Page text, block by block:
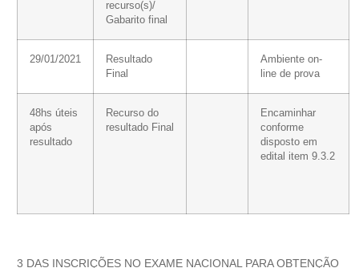
recurso(s)/
Gabarito final
29/01/2021
Resultado
Final
Ambiente on-
line de prova
48hs úteis
após
resultado
Recurso do
resultado Final
Encaminhar
conforme
disposto em
edital item 9.3.2
3 DAS INSCRIÇÕES NO EXAME NACIONAL PARA OBTENÇÃO